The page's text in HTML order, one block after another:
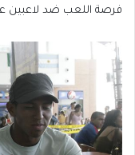
فرصة اللعب ضد لاعبين